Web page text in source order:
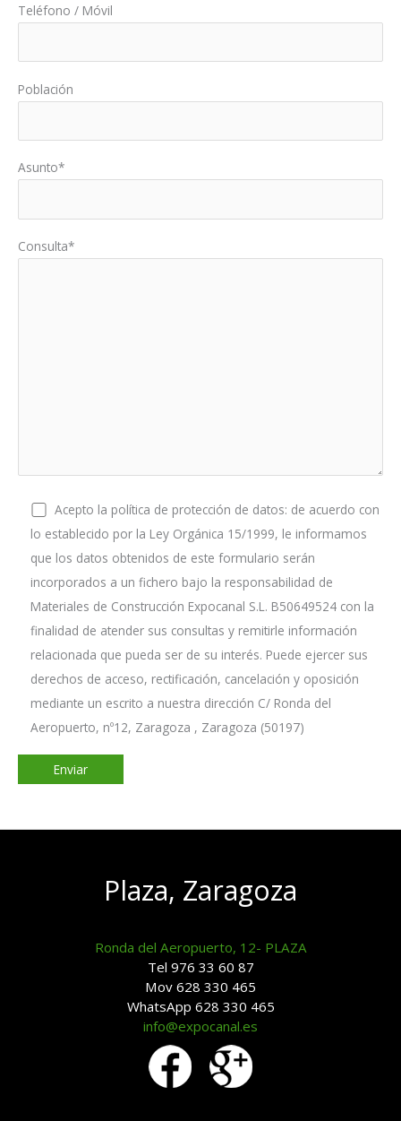
Teléfono / Móvil
Población
Asunto*
Consulta*
Acepto la política de protección de datos: de acuerdo con
lo establecido por la Ley Orgánica 15/1999, le informamos
que los datos obtenidos de este formulario serán
incorporados a un fichero bajo la responsabilidad de
Materiales de Construcción Expocanal S.L. B50649524 con la
finalidad de atender sus consultas y remitirle información
relacionada que pueda ser de su interés. Puede ejercer sus
derechos de acceso, rectificación, cancelación y oposición
mediante un escrito a nuestra dirección C/ Ronda del
Aeropuerto, nº12, Zaragoza , Zaragoza (50197)
Plaza, Zaragoza
Ronda del Aeropuerto, 12- PLAZA
Tel 976 33 60 87
Mov 628 330 465
WhatsApp 628 330 465
info@expocanal.es